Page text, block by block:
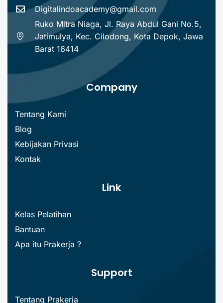
Digitalindoacademy@gmail.com
Ruko Mitra Niaga, Jl. Raya Abdul Gani No.5,
Jatimulya, Kec. Cilodong, Kota Depok, Jawa
Barat 16414
Company
Tentang Kami
Blog
Kebijakan Privasi
Kontak
Link
Kelas Pelatihan
Bantuan
Apa itu Prakerja ?
Support
Tentang Prakerja